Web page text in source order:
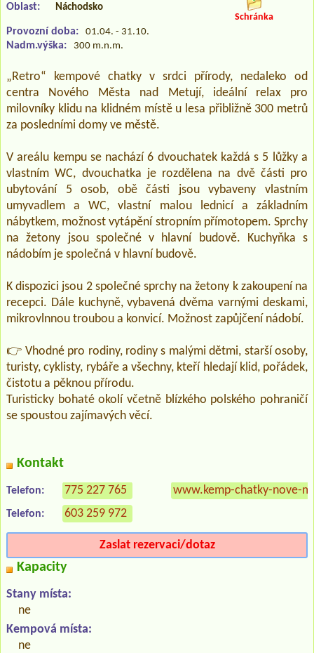
Oblast: Náchodsko
Provozní doba: 01.04. - 31.10.
Nadm.výška: 300 m.n.m.
Schránka
„Retro“ kempové chatky v srdci přírody, nedaleko od
centra Nového Města nad Metují, ideální relax pro
milovníky klidu na klidném místě u lesa přibližně 300 metrů
za posledními domy ve městě.
V areálu kempu se nachází 6 dvouchatek každá s 5 lůžky a
vlastním WC, dvouchatka je rozdělena na dvě části pro
ubytování 5 osob, obě části jsou vybaveny vlastním
umyvadlem a WC, vlastní malou lednicí a základním
nábytkem, možnost vytápění stropním přímotopem. Sprchy
na žetony jsou společné v hlavní budově. Kuchyňka s
nádobím je společná v hlavní budově.
K dispozici jsou 2 společné sprchy na žetony k zakoupení na
recepci. Dále kuchyně, vybavená dvěma varnými deskami,
mikrovlnnou troubou a konvicí. Možnost zapůjčení nádobí.
👉 Vhodné pro rodiny, rodiny s malými dětmi, starší osoby,
turisty, cyklisty, rybáře a všechny, kteří hledají klid, pořádek,
čistotu a pěknou přírodu.
Turisticky bohaté okolí včetně blízkého polského pohraničí
se spoustou zajímavých věcí.
Kontakt
Telefon: 775 227 765
Telefon: 603 259 972
www.kemp-chatky-nove-
Zaslat rezervaci/dotaz
Kapacity
Stany místa:
ne
Kempová místa:
ne